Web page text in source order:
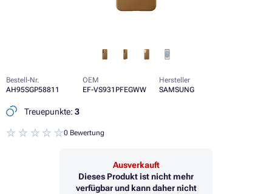
Bestell-Nr.
AH95SGP58811
OEM
EF-VS931PFEGWW
Hersteller
SAMSUNG
Treuepunkte: 3
0 Bewertung
Ausverkauft
Dieses Produkt ist nicht mehr
verfügbar und kann daher nicht